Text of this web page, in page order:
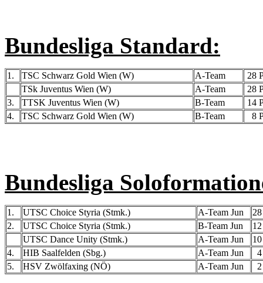
Bundesliga Standard:
1. TSC Schwarz Gold Wien (W) A-Team
28
TSk Juventus Wien (W)
A-Team
28
3.
TTSK Juventus Wien (W) B-Team
14
4.
TSC Schwarz Gold Wien (W) B-Team 8
Bundesliga
1. UTSC Choice Styria (Stmk.) A-Team Jun
2.
UTSC Choice Styria (Stmk.) B-Team Jun
UTSC Dance Unity (Stmk.)
A-Team Jun
4.
HIB Saalfelden (Sbg.) A-Team Jun
5.
HSV Zwölfaxing (NÖ) A-Team Jun